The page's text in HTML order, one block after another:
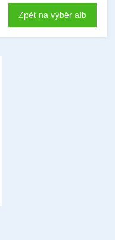
Zpět na výběr alb